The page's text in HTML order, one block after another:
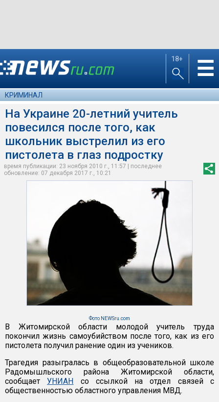
18+ ☰
КРИМИНАЛ
На Украине 20-летний учитель
повесился после того, как
школьник выстрелил из его
пистолета в глаз подростку
время публикации: 23 ноября 2010 г., 11:57 | последнее
обновление: 07 декабря 2017 г., 10:21
Фото NEWSru.com
В Житомирской области молодой учитель труда
покончил жизнь самоубийством после того, как из его
пистолета получил ранение один из учеников.
Трагедия разыгралась в общеобразовательной школе
Радомышльского района Житомирской области,
сообщаетУНИАН со ссылкой на отдел связей с
общественностью областного управления МВД.